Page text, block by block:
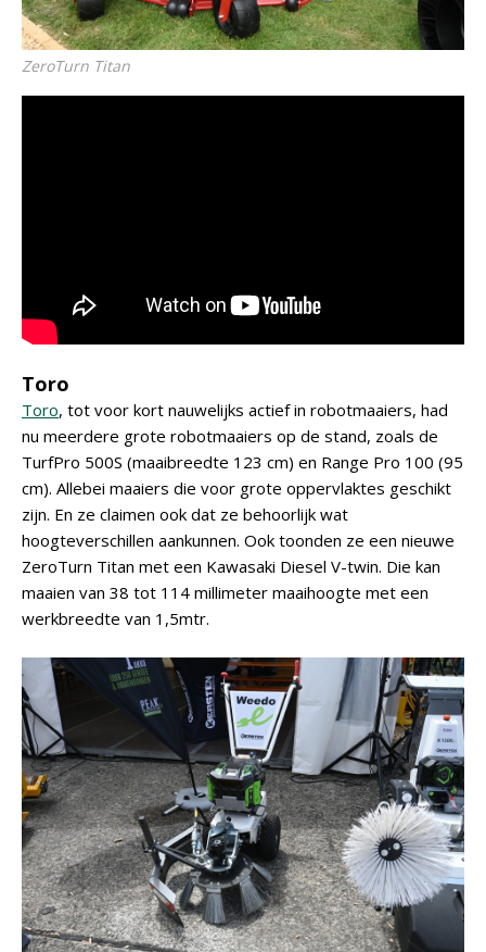
ZeroTurn Titan
Toro
Toro, tot voor kort nauwelijks actief in robotmaaiers, had
nu meerdere grote robotmaaiers op de stand, zoals de
TurfPro 500S (maaibreedte 123 cm) en Range Pro 100 (95
cm). Allebei maaiers die voor grote oppervlaktes geschikt
zijn. En ze claimen ook dat ze behoorlijk wat
hoogteverschillen aankunnen. Ook toonden ze een nieuwe
ZeroTurn Titan met een Kawasaki Diesel V-twin. Die kan
maaien van 38 tot 114 millimeter maaihoogte met een
werkbreedte van 1,5mtr.